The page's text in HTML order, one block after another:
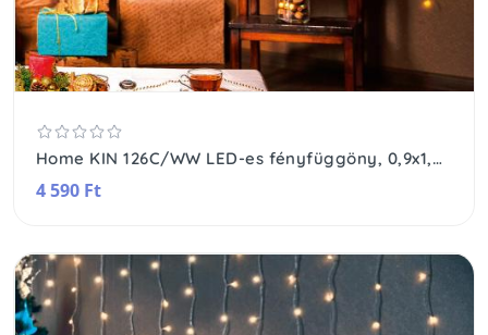
Home KIN 126C/WW LED-es fényfüggöny, 0,9x1,4 m / 126 db melegfehér LED, fehér vezeték, állófényű, hálózati adapter, beltéri kivitel
4 590 Ft